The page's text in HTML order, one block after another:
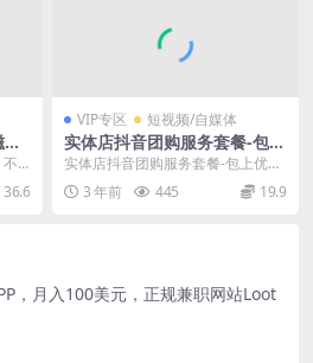
36.6
VIP专区 短视频/自媒体
实体店抖音团购服务套餐-包上
优质店铺榜单，帮助商家在抖
音同城拥有自己的“网红账号”
实体店抖音团购服务套餐-包上优质
店铺榜单，帮助商家在抖音同城拥
有自己的“网红账号...
3 年前 445 19.9
，月入100美元，正规兼职网站Loot